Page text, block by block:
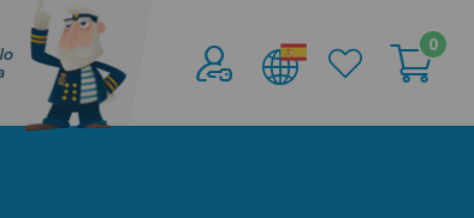
Acceder al
Área profesionales
0